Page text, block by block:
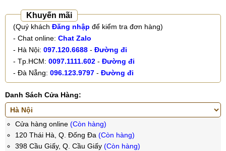
Khuyến mãi
(Quý khách Đăng nhập để kiểm tra đơn hàng)
- Chat online: Chat Zalo
- Hà Nội: 097.120.6688 - Đường đi
- Tp.HCM: 0097.1111.602 - Đường đi
- Đà Nẵng: 096.123.9797 - Đường đi
Danh Sách Cửa Hàng:
Cửa hàng online (Còn hàng)
120 Thái Hà, Q. Đống Đa (Còn hàng)
398 Cầu Giấy, Q. Cầu Giấy (Còn hàng)